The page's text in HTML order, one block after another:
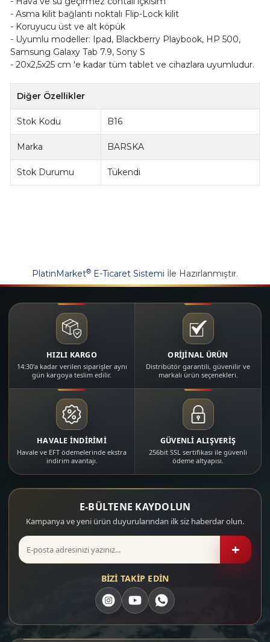
- Asma kilit bağlantı noktalı Flip-Lock kilit
- Koruyucu üst ve alt köpük
- Uyumlu modeller: Ipad, Blackberry Playbook, HP 500,
Samsung Galaxy Tab 7.9, Sony S
- 20x2,5x25 cm 'e kadar tüm tablet ve cihazlara uyumludur.
Diğer Özellikler
Stok Kodu B16
Marka BARSKA
Stok Durumu Tükendi
PlatinMarket® E-Ticaret Sistemi İle Hazırlanmıştır.
HIZLI KARGO
14:30'a kadar verilen siparişler aynı
gün kargoya teslim edilir.
ORİJİNAL ÜRÜN
Distribütör garantili, güvenilir ve
markalı ürün seçenekleri.
HAVALE İNDİRİMİ
Havale ve EFT ödemelerinde ekstra
indirim avantajı.
GÜVENLİ ALIŞVERİŞ
256bit SSL sertifikası ile güvenli
ödeme altyapısı.
E-BÜLTENE KAYDOLUN
Kampanya ve yeni ürün duyurularından ilk siz haberdar olun.
+
BİZİ TAKİP EDİN